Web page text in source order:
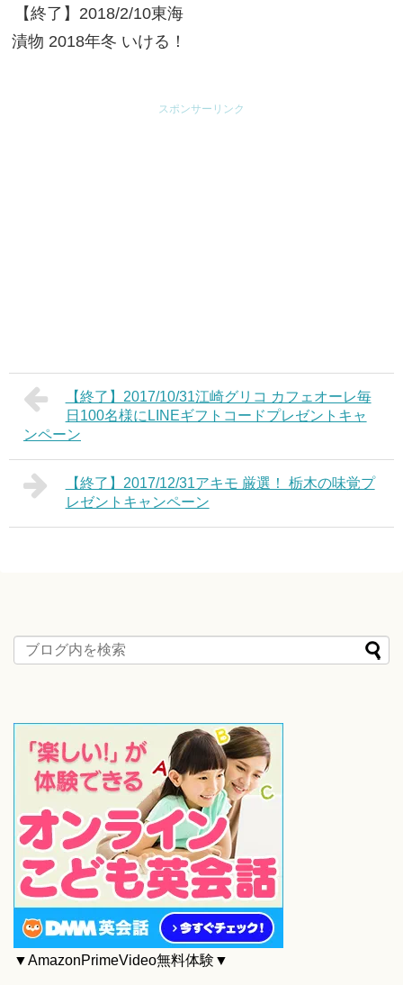
【終了】2018/2/10東海
漬物 2018年冬 いける！
スポンサーリンク
【終了】2017/10/31江崎グリコ カフェオーレ毎
日100名様にLINEギフトコードプレゼントキャ
ンペーン
【終了】2017/12/31アキモ 厳選！ 栃木の味覚プ
レゼントキャンペーン
▼AmazonPrimeVideo無料体験▼